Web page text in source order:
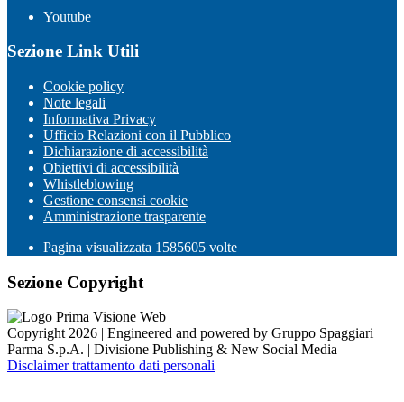
Youtube
Sezione Link Utili
Cookie policy
Note legali
Informativa Privacy
Ufficio Relazioni con il Pubblico
Dichiarazione di accessibilità
Obiettivi di accessibilità
Whistleblowing
Gestione consensi cookie
Amministrazione trasparente
Pagina visualizzata 1585605 volte
Sezione Copyright
Copyright 2026 | Engineered and powered by Gruppo Spaggiari
Parma S.p.A. | Divisione Publishing & New Social Media
Disclaimer trattamento dati personali